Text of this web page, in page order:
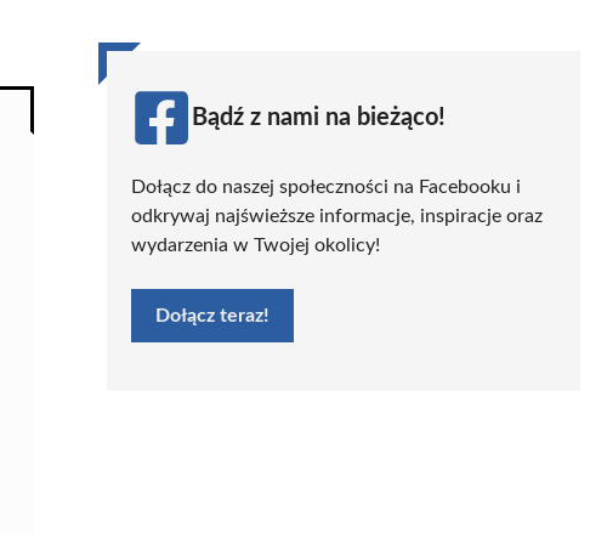
Bądź z nami na bieżąco!
Dołącz do naszej społeczności na Facebooku i
odkrywaj najświeższe informacje, inspiracje oraz
wydarzenia w Twojej okolicy!
Dołącz teraz!